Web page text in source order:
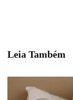
Leia Também